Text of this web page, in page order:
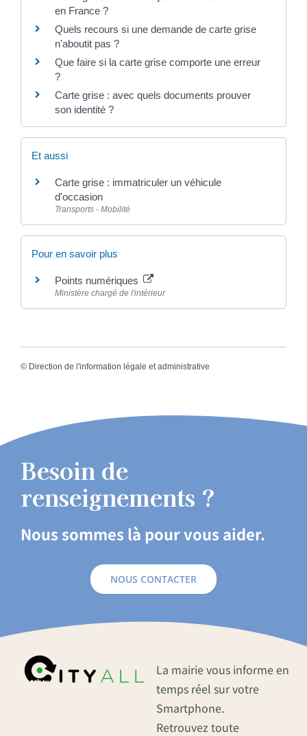
en France ?
Quels recours si une demande de carte grise
n'aboutit pas ?
Que faire si la carte grise comporte une erreur
?
Carte grise : avec quels documents prouver
son identité ?
Et aussi
Carte grise : immatriculer un véhicule
d'occasion
Transports - Mobilité
Pour en savoir plus
Points numériques
Ministère chargé de l'intérieur
© Direction de l'information légale et administrative
Besoin de
renseignements ?
Nous sommes là pour vous aider.
NOUS CONTACTER
La mairie vous informe en
temps réel sur votre
Smartphone.
Retrouvez toute